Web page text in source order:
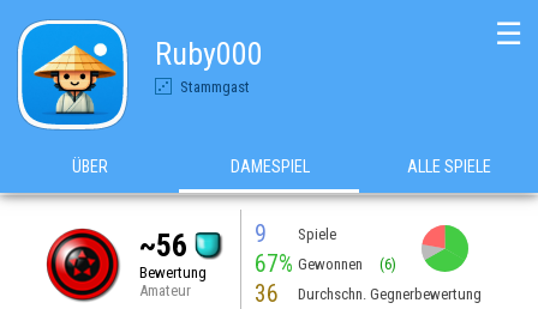
Ruby000
Stammgast
☰
ÜBER DAMESPIEL ALLE SPIELE
~56
Bewertung
Amateur
9 Spiele
67% Gewonnen (6)
36 Durchschn. Gegnerbewertung